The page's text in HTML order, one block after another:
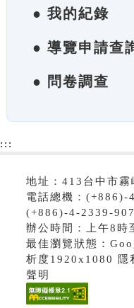
● 我的紀錄
● 導覽申請查
● 問卷調查
:::
地址：413台中市
電話總機：(+886)-
(+886)-4-2339-
辦公時間：上午8時
最佳瀏覽狀態：
析度1920x1080 隱
聲明